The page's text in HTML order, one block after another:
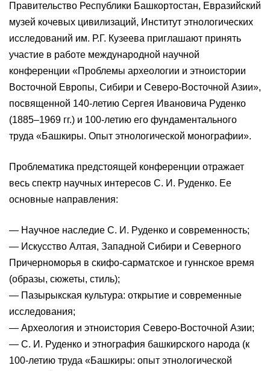
Правительство Республики Башкортостан, Евразийский
музей кочевых цивилизаций, Институт этнологических
исследований им. Р.Г. Кузеева приглашают принять
участие в работе международной научной
конференции «Проблемы археологии и этноистории
Восточной Европы, Сибири и Северо-Восточной Азии»,
посвященной 140-летию Сергея Ивановича Руденко
(1885–1969 гг.) и 100-летию его фундаментального
труда «Башкиры. Опыт этнологической монографии».
Проблематика предстоящей конференции отражает
весь спектр научных интересов С. И. Руденко. Ее
основные направления:
— Научное наследие С. И. Руденко и современность;
— Искусство Алтая, Западной Сибири и Северного
Причерноморья в скифо-сарматское и гуннское время
(образы, сюжеты, стиль);
— Пазырыкская культура: открытие и современные
исследования;
— Археология и этноистория Северо-Восточной Азии;
— С. И. Руденко и этнография башкирского народа (к
100-летию труда «Башкиры: опыт этнологической